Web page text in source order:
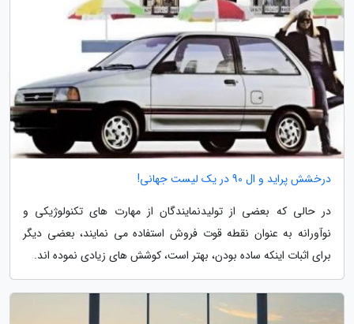
درخشش پراید و ال 90 در یک لیست جهانی!
در حالی که بعضی از تولیدنمایندگان از مهارت های تکنولوژیکی و
نوآورانه به عنوان نقطه قوت فروش استفاده می نمایند، بعضی دیگر
برای اثبات اینکه ساده بودن، بهتر است، کوشش های زیادی نموده اند.